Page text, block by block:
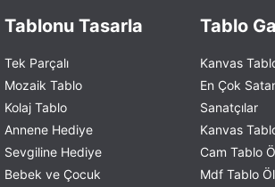
Tablonu Tasarla
Tek Parçalı
Mozaik Tablo
Kolaj Tablo
Annene Hediye
Sevgiline Hediye
Bebek ve Çocuk
Tablo
Kanvas
En Çok
Sanatçılar
Kanvas
Cam Tablo
Mdf Tablo